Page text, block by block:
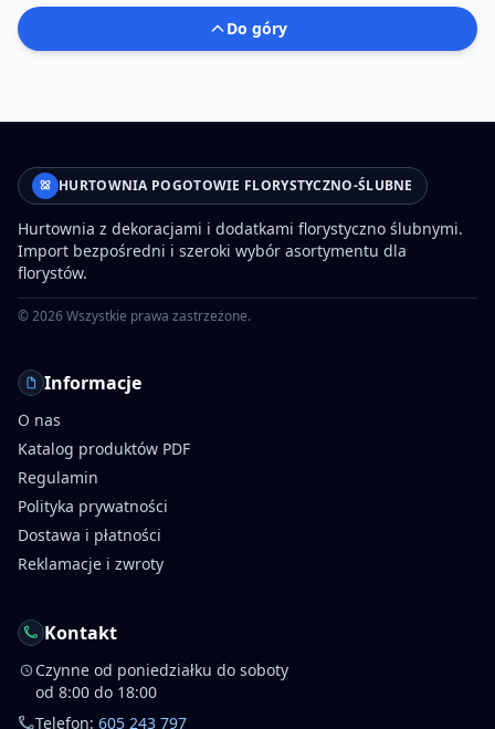
Do góry
HURTOWNIA POGOTOWIE FLORYSTYCZNO-ŚLUBNE
Hurtownia z dekoracjami i dodatkami florystyczno ślubnymi.
Import bezpośredni i szeroki wybór asortymentu dla
florystów.
©2026Wszystkie prawa zastrzeżone.
Informacje
O nas
Katalog produktów PDF
Regulamin
Polityka prywatności
Dostawa i płatności
Reklamacje i zwroty
Kontakt
Czynne od poniedziałku do soboty
od 8:00 do 18:00
Telefon: 605 243 797